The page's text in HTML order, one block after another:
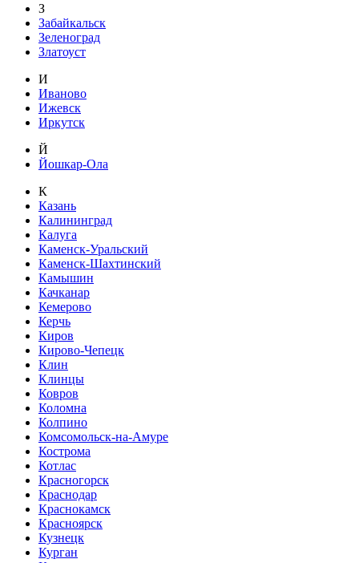
З
Забайкальск
Зеленоград
Златоуст
И
Иваново
Ижевск
Иркутск
Й
Йошкар-Ола
К
Казань
Калининград
Калуга
Каменск-Уральский
Каменск-Шахтинский
Камышин
Качканар
Кемерово
Керчь
Киров
Кирово-Чепецк
Клин
Клинцы
Ковров
Коломна
Колпино
Комсомольск-на-Амуре
Кострома
Котлас
Красногорск
Краснодар
Краснокамск
Красноярск
Кузнецк
Курган